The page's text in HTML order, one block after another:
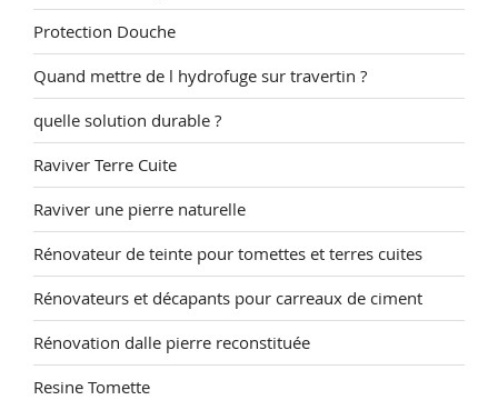
Protection Douche
Quand mettre de l hydrofuge sur travertin ?
quelle solution durable ?
Raviver Terre Cuite
Raviver une pierre naturelle
Rénovateur de teinte pour tomettes et terres cuites
Rénovateurs et décapants pour carreaux de ciment
Rénovation dalle pierre reconstituée
Resine Tomette